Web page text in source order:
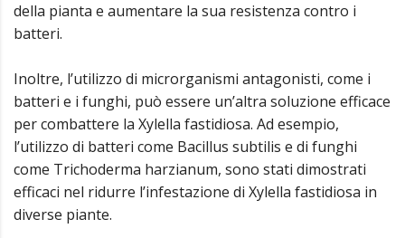
della pianta e aumentare la sua resistenza contro i
batteri.
Inoltre, l’utilizzo di microrganismi antagonisti, come i
batteri e i funghi, può essere un’altra soluzione efficace
per combattere la Xylella fastidiosa. Ad esempio,
l’utilizzo di batteri come Bacillus subtilis e di funghi
come Trichoderma harzianum, sono stati dimostrati
efficaci nel ridurre l’infestazione di Xylella fastidiosa in
diverse piante.